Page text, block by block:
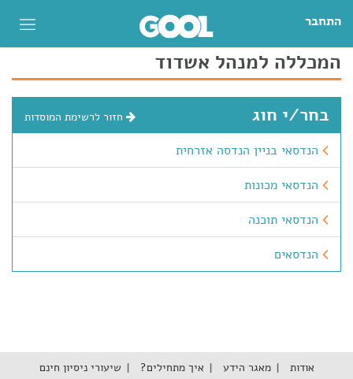
התחבר
המכללה למנהל אשדוד
בחר/י חוג חזור לרשימת המוסדות
הנדסאי בניין הנדסה אזרחית
הנדסאי מכונות
הנדסאי תוכנה
הנדסאים
אודות מאגר הידע איך מתחילים? שיעורי ניסיון חינם